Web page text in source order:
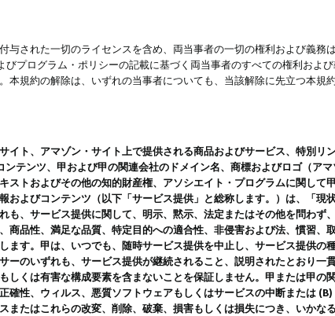
与された一切のライセンスを含め、両当事者の一切の権利および義務
プログラム・ポリシーの記載に基づく両当事者のすべての権利およ
本規約の解除は、いずれの当事者についても、当該解除に先立つ本規
イト、アマゾン・サイト上で提供される商品およびサービス、特
テンツ、甲および甲の関連会社のドメイン名、商標およびロゴ（ア
ストおよびその他の知的財産権、アソシエイト・プログラムに関し
およびコンテンツ（以下「サービス提供」と総称します。）は、「現
も、サービス提供に関して、明示、黙示、法定またはその他を問わ
商品性、満足な品質、特定目的への適合性、非侵害および法、慣習、
ます。甲は、いつでも、随時サービス提供を中止し、サービス提供の
ーのいずれも、サービス提供が継続されること、説明されたとおり一
しくは有害な構成要素を含まないことを保証しません。甲または甲
確性、ウィルス、悪質ソフトウェアもしくはサービスの中断または
またはこれらの改変、削除、破棄、損害もしくは損失につき、いかな